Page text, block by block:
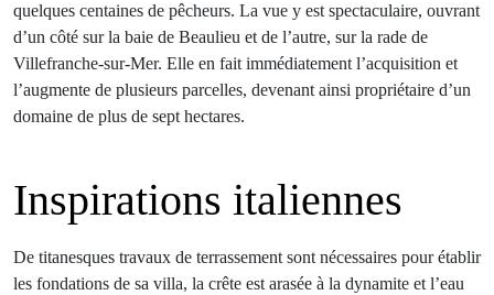
quelques centaines de pêcheurs. La vue y est spectaculaire, ouvrant
d’un côté sur la baie de Beaulieu et de l’autre, sur la rade de
Villefranche-sur-Mer. Elle en fait immédiatement l’acquisition et
l’augmente de plusieurs parcelles, devenant ainsi propriétaire d’un
domaine de plus de sept hectares.
Inspirations italiennes
De titanesques travaux de terrassement sont nécessaires pour établir
les fondations de sa villa, la crête est arasée à la dynamite et l’eau